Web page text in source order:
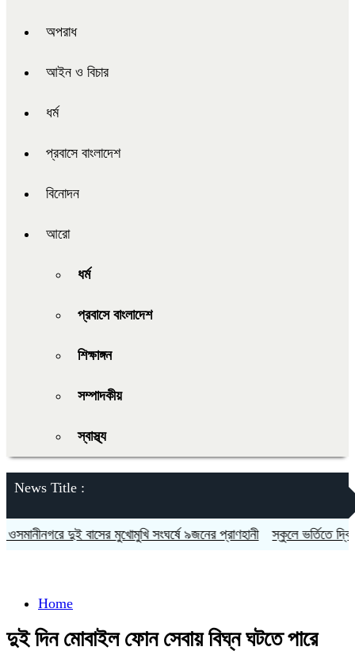
অপরাধ
আইন ও বিচার
ধর্ম
প্রবাসে বাংলাদেশ
বিনোদন
আরো
ধর্ম
প্রবাসে বাংলাদেশ
শিক্ষাঙ্গন
সম্পাদকীয়
স্বাস্থ্য
News Title :
দুই বাসের মুখোমুখি সংঘর্ষে ৯জনের প্রাণহানী স্কুলে ভর্তিতে দ্বিতীয়-
Home
দুই দিন মোবাইল ফোন সেবায় বিঘ্ন ঘটতে পারে